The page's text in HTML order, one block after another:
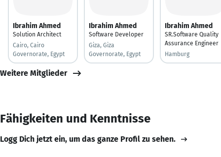
Ibrahim Ahmed
Solution Architect
Cairo, Cairo
Governorate, Egypt
Ibrahim Ahmed
Software Developer
Giza, Giza
Governorate, Egypt
Ibrahim Ahmed
SR.Software Quality
Assurance Engineer
Hamburg
Weitere Mitglieder
Fähigkeiten und Kenntnisse
Logg Dich jetzt ein, um das ganze Profil zu sehen.